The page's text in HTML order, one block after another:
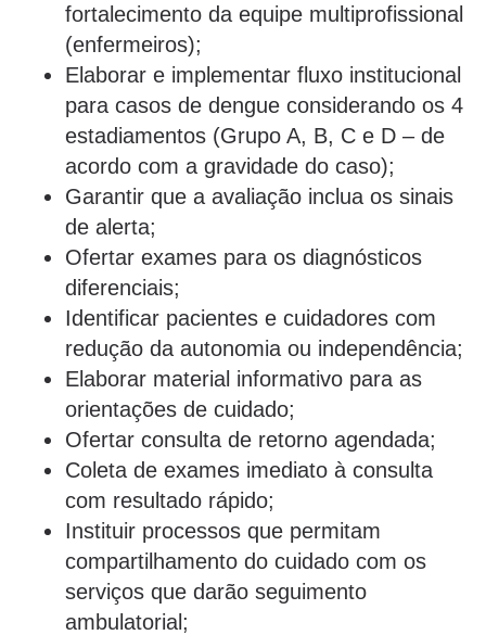
fortalecimento da equipe multiprofissional
(enfermeiros);
Elaborar e implementar fluxo institucional
para casos de dengue considerando os 4
estadiamentos (Grupo A, B, C e D – de
acordo com a gravidade do caso);
Garantir que a avaliação inclua os sinais
de alerta;
Ofertar exames para os diagnósticos
diferenciais;
Identificar pacientes e cuidadores com
redução da autonomia ou independência;
Elaborar material informativo para as
orientações de cuidado;
Ofertar consulta de retorno agendada;
Coleta de exames imediato à consulta
com resultado rápido;
Instituir processos que permitam
compartilhamento do cuidado com os
serviços que darão seguimento
ambulatorial;